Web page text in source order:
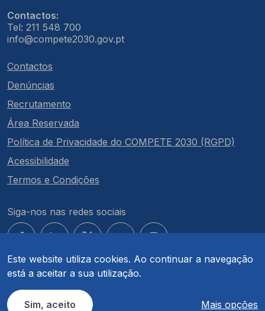
Este website utiliza cookies. Ao continuar a navegação
está a aceitar a sua utilização.
Sim, aceito Mais opções
Contactos:
Tel: 211 548 700
info@compete2030.gov.pt
Contactos
Denúncias
Recrutamento
Área Reservada
Política de Privacidade do COMPETE 2030 (RGPD)
Acessibilidade
Termos e Condições
Siga-nos nas redes sociais
© COMPETE 2030. Todos os direitos reservados.